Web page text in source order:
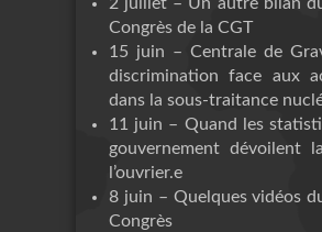
Congrès de la CGT
15 juin – Centrale de
discrimination face aux
dans la sous-traitance
11 juin – Quand les
gouvernement dévoilent
l’ouvrier.e
8 juin – Quelques vidéos
Congrès